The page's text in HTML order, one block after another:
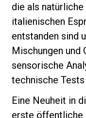
die als
italienischen
entstanden sind
Mischungen und
sensorische
technische
Eine Neuheit in
erste öffentliche